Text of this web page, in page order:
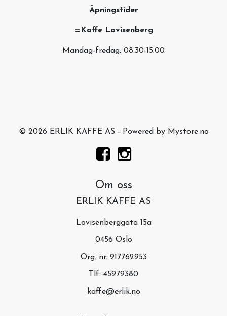
Åpningstider
=Kaffe Lovisenberg
Mandag-fredag: 08:30-15:00
© 2026 ERLIK KAFFE AS - Powered by Mystore.no
Om oss
ERLIK KAFFE AS
Lovisenberggata 15a
0456 Oslo
Org. nr. 917762953
Tlf: 45979380
kaffe@erlik.no